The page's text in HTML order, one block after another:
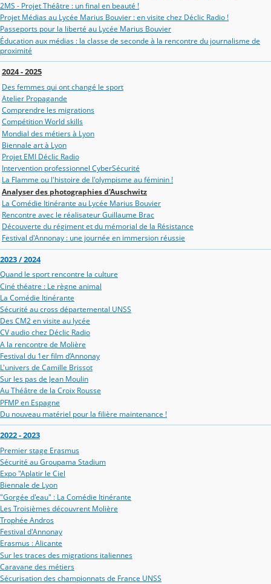
2MS - Projet Théâtre : un final en beauté !
Projet Médias au Lycée Marius Bouvier : en visite chez Déclic Radio !
Passeports pour la liberté au Lycée Marius Bouvier
Éducation aux médias : la classe de seconde à la rencontre du journalisme de
proximité
2024 - 2025
Des femmes qui ont changé le sport
Atelier Propagande
Comprendre les migrations
Compétition World skills
Mondial des métiers à Lyon
Biennale art à Lyon
Projet EMI Déclic Radio
Intervention professionnel CyberSécurité
La Flamme ou l'histoire de l'olympisme au féminin !
Analyser des photographies d'Auschwitz
La Comédie Itinérante au Lycée Marius Bouvier
Rencontre avec le réalisateur Guillaume Brac
Découverte du régiment et du mémorial de la Résistance
Festival d'Annonay : une journée en immersion réussie
2023 / 2024
Quand le sport rencontre la culture
Ciné théatre : Le règne animal
La Comédie Itinérante
Sécurité au cross départemental UNSS
Des CM2 en visite au lycée
CV audio chez Déclic Radio
A la rencontre de Molière
Festival du 1er film d’Annonay
L'univers de Camille Brissot
Sur les pas de Jean Moulin
Au Théâtre de la Croix Rousse
PFMP en Espagne
Du nouveau matériel pour la filière maintenance !
2022 - 2023
Premier stage Erasmus
Sécurité au Groupama Stadium
Expo "Aplatir le Ciel
Biennale de Lyon
"Gorgée d'eau" : La Comédie Itinérante
Les Troisièmes découvrent Molière
Trophée Andros
Festival d'Annonay
Erasmus : Alicante
Sur les traces des migrations italiennes
Caravane des métiers
Sécurisation des championnats de France UNSS